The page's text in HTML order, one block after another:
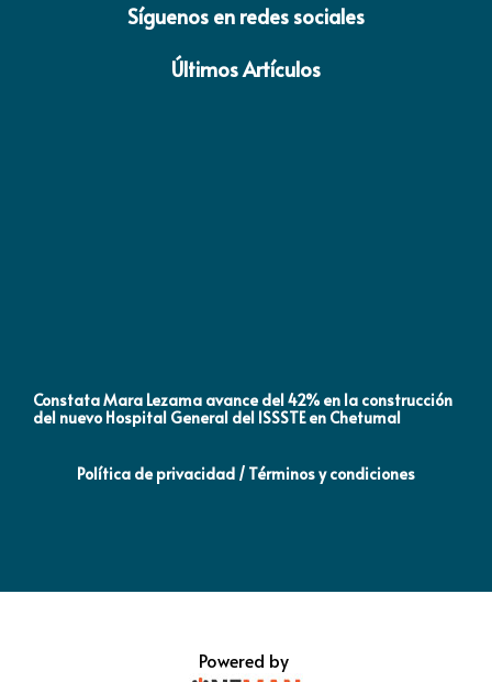
Síguenos en redes sociales
Últimos Artículos
Constata Mara Lezama avance del 42% en la construcción
del nuevo Hospital General del ISSSTE en Chetumal
Política de privacidad / Términos y condiciones
Powered by